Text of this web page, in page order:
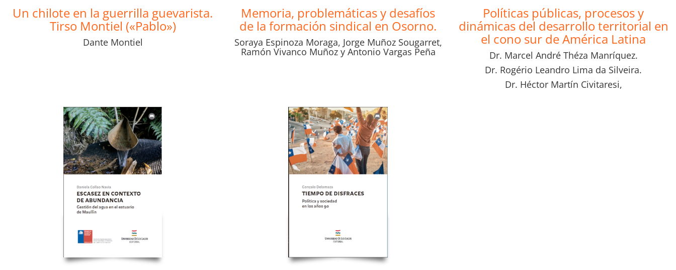
Un chilote en la guerrilla guevarista.
Tirso Montiel («Pablo»)
Dante Montiel
Memoria, problemáticas y desafíos
de la formación sindical en Osorno.
Soraya Espinoza Moraga, Jorge Muñoz Sougarret,
Ramón Vivanco Muñoz y Antonio Vargas Peña
Políticas públicas, procesos y
dinámicas del desarrollo territorial en
el cono sur de América Latina
Dr. Marcel André Théza Manríquez.
Dr. Rogério Leandro Lima da Silveira.
Dr. Héctor Martín Civitaresi,